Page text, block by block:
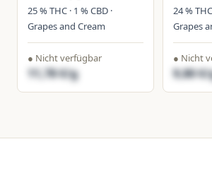
25 % THC · 1 % CBD ·
Grapes and Cream
● Nicht verfügbar
11,78 €/g
24 %
Grapes
● Nicht
9,80